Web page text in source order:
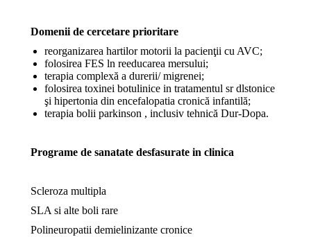
Domenii de cercetare prioritare
reorganizarea hartilor motorii la pacienţii cu AVC;
folosirea FES ln reeducarea mersului;
terapia complexă a durerii/ migrenei;
folosirea toxinei botulinice in tratamentul sr dlstonice
şi hipertonia din encefalopatia cronică infantilă;
terapia bolii parkinson , inclusiv tehnică Dur-Dopa.
Programe de sanatate desfasurate in clinica
Scleroza multipla
SLA si alte boli rare
Polineuropatii demielinizante cronice